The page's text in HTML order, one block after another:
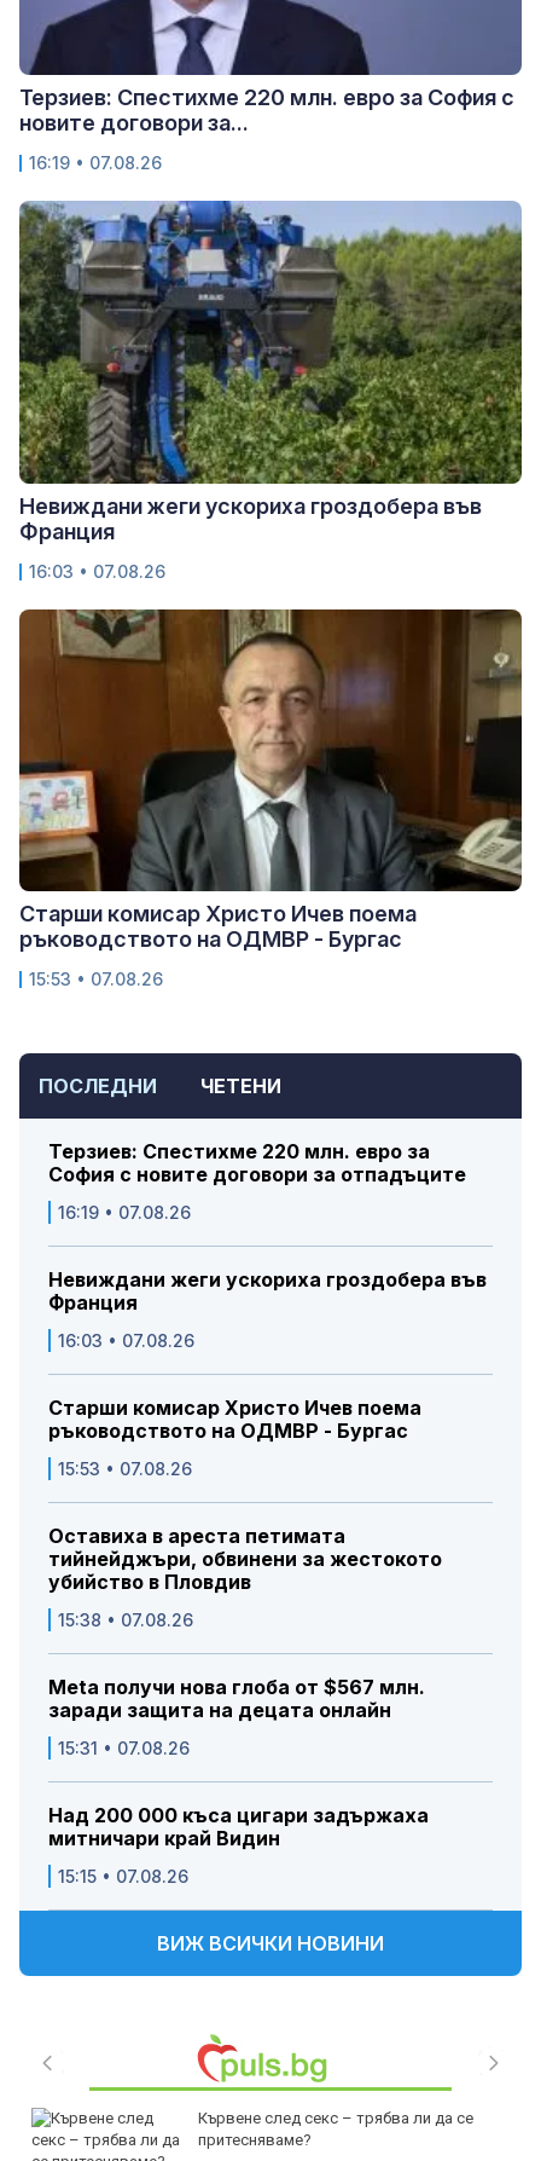
ПОСЛЕДНИ ЧЕТЕНИ
Терзиев: Спестихме 220 млн. евро за
София с новите договори за отпадъците
16:19 • 07.08.26
Невиждани жеги ускориха гроздобера във
Франция
16:03 • 07.08.26
Старши комисар Христо Ичев поема
ръководството на ОДМВР - Бургас
15:53 • 07.08.26
Оставиха в ареста петимата
тийнейджъри, обвинени за жестокото
убийство в Пловдив
15:38 • 07.08.26
Meta получи нова глоба от $567 млн.
заради защита на децата онлайн
15:31 • 07.08.26
Над 200 000 къса цигари задържаха
митничари край Видин
15:15 • 07.08.26
ВИЖ ВСИЧКИ НОВИНИ
Кървене след секс – трябва ли да се
притесняваме?
Терзиев: Спестихме 220 млн. евро за София с
новите договори за...
16:19 • 07.08.26
Невиждани жеги ускориха гроздобера във
Франция
16:03 • 07.08.26
Старши комисар Христо Ичев поема
ръководството на ОДМВР - Бургас
15:53 • 07.08.26